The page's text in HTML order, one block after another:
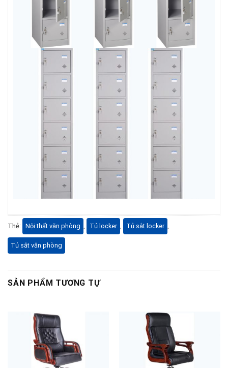
Thẻ: Nội thất văn phòng Tủ locker Tủ sắt locker
Tủ sắt văn phòng
SẢN PHẨM TƯƠNG TỰ